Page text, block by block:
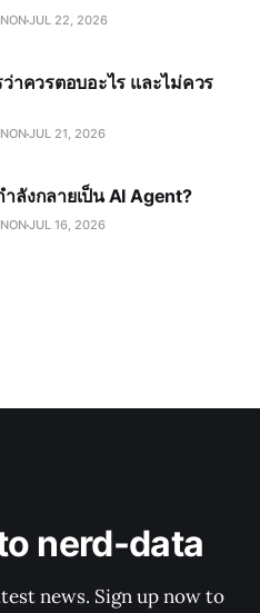
JUL 22, 2026
ว่าควรตอบอะไร และไม่ควร
JUL 21, 2026
ลังกลายเป็น AI Agent?
JUL 16, 2026
nerd-data
news. Sign up now to